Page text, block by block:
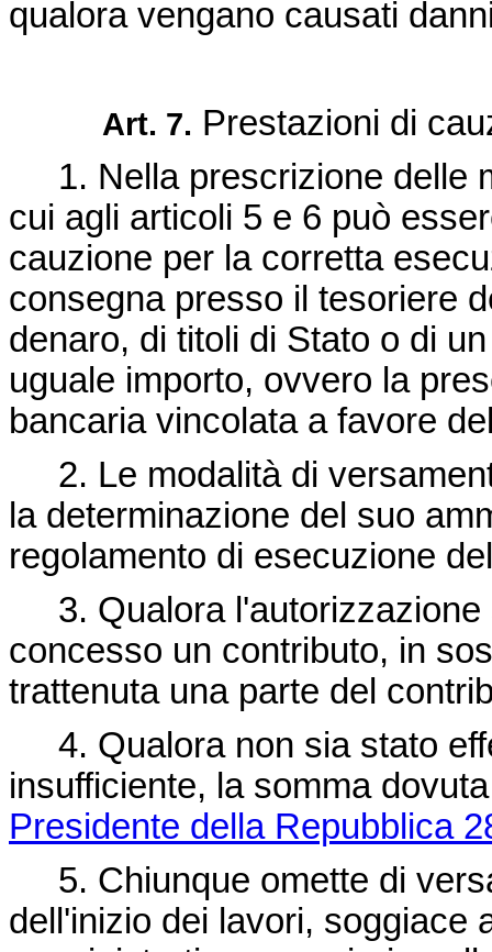
qualora vengano causati
Art. 7. Prestazioni di
1. Nella prescrizione delle
cui agli articoli 5 e 6 può
cauzione per la corretta
consegna presso il tesoriere
denaro, di titoli di Stato o di
uguale importo, ovvero la
bancaria vincolata a favore
2. Le modalità di
la determinazione del suo
regolamento di esecuzione
3. Qualora l'autorizzazione
concesso un contributo, in
trattenuta una parte del
4. Qualora non sia stato
insufficiente, la somma
Presidente della Repubblica
5. Chiunque omette di
dell'inizio dei lavori, soggiace